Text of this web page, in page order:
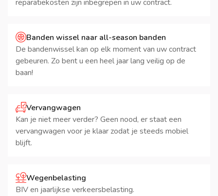
reparatiekosten zijn inbegrepen in uw contract.
Banden wissel naar all-season banden
De bandenwissel kan op elk moment van uw contract
gebeuren. Zo bent u een heel jaar lang veilig op de
baan!
Vervangwagen
Kan je niet meer verder? Geen nood, er staat een
vervangwagen voor je klaar zodat je steeds mobiel
blijft.
Wegenbelasting
BIV en jaarlijkse verkeersbelasting.